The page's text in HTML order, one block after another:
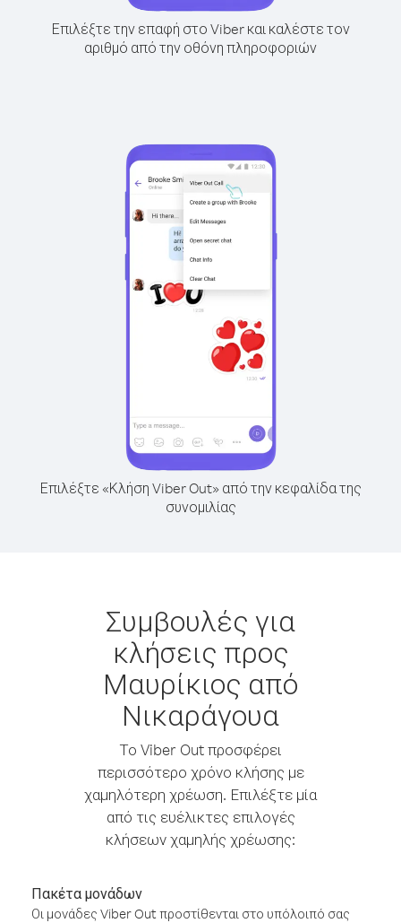
Επιλέξτε την επαφή στο Viber και καλέστε τον
αριθμό από την οθόνη πληροφοριών
Επιλέξτε «Κλήση Viber Out» από την κεφαλίδα της
συνομιλίας
Συμβουλές για
κλήσεις προς
Μαυρίκιος από
Νικαράγουα
Το Viber Out προσφέρει
περισσότερο χρόνο κλήσης με
χαμηλότερη χρέωση. Επιλέξτε μία
από τις ευέλικτες επιλογές
κλήσεων χαμηλής χρέωσης:
Πακέτα μονάδων
Οι μονάδες Viber Out προστίθενται στο υπόλοιπό σας